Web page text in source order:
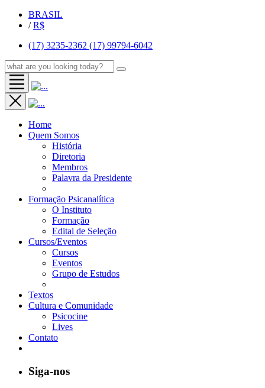
BRASIL
/ R$
(17) 3235-2362 (17) 99794-6042
Home
Quem Somos
História
Diretoria
Membros
Palavra da Presidente
Formação Psicanalítica
O Instituto
Formação
Edital de Seleção
Cursos/Eventos
Cursos
Eventos
Grupo de Estudos
Textos
Cultura e Comunidade
Psicocine
Lives
Contato
Siga-nos